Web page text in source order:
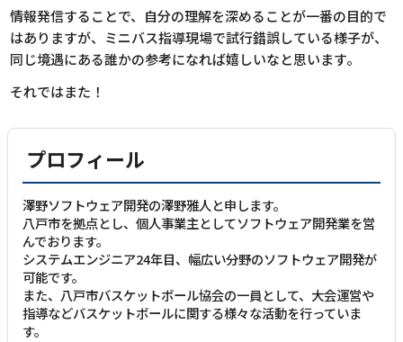
情報発信することで、自分の理解を深めることが一番の目的で
はありますが、ミニバス指導現場で試行錯誤している様子が、
同じ境遇にある誰かの参考になれば嬉しいなと思います。
それではまた！
プロフィール
澤野ソフトウェア開発の澤野雅人と申します。
八戸市を拠点とし、個人事業主としてソフトウェア開発業を営
んでおります。
システムエンジニア24年目、幅広い分野のソフトウェア開発が
可能です。
また、八戸市バスケットボール協会の一員として、大会運営や
指導などバスケットボールに関する様々な活動を行っていま
す。